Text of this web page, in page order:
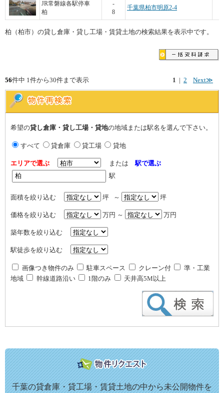
JR常磐線各駅停車
柏
-
8
千葉県柏市明原2-4
柏（柏市）の貸し倉庫・貸し工場・賃貸土地の検索結果を表示中です。
1 | 2 Next≫
56件中 1件から30件まで表示
希望の貸し倉庫・貸し工場・貸地の地域または駅名を選んで下さい。
すべて 貸倉庫 貸工場 貸地
エリアで選ぶ または駅で選ぶ
駅
面積を絞り込む 坪 ～ 坪
価格を絞り込む 万円 ～ 万円
築年数を絞り込む
駅徒歩を絞り込む
画像つき物件のみ 駐車スペース クレーン付
準・工業
地域
幹線道路沿い 1階のみ 天井高5M以上
千葉の貸倉庫・貸工場・賃貸土地の中から未公開物件を